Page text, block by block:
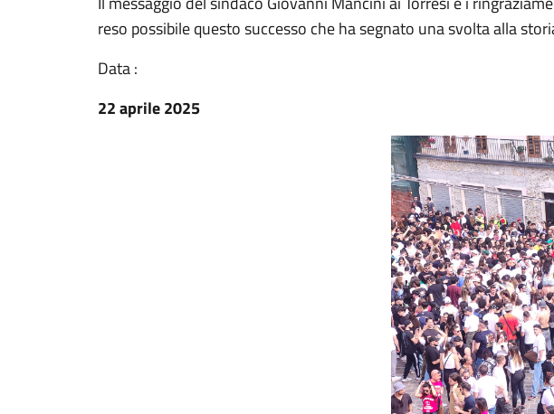
reso possibile questo successo che ha segnato una svolta alla
Data :
22 aprile 2025